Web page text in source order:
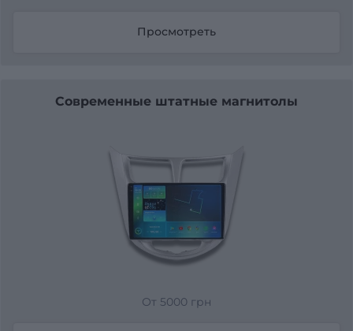
Просмотреть
Современные штатные магнитолы
От 5000 грн